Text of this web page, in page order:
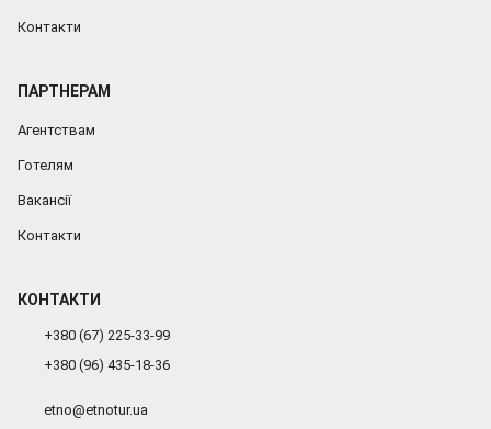
Контакти
ПАРТНЕРАМ
Агентствам
Готелям
Вакансії
Контакти
КОНТАКТИ
+380 (67) 225-33-99
+380 (96) 435-18-36
etno@etnotur.ua